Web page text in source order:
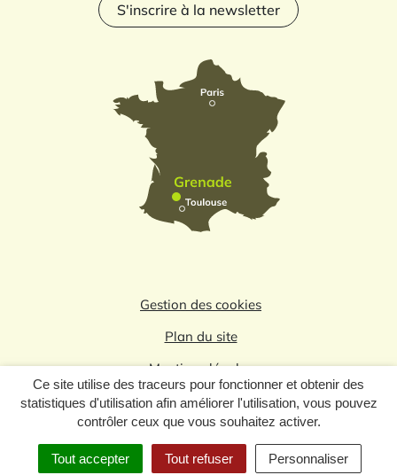
Ce site utilise des traceurs pour fonctionner et obtenir des
statistiques d'utilisation afin améliorer l'utilisation, vous pouvez
contrôler ceux que vous souhaitez activer.
Tout accepter Tout refuser Personnaliser
Logo du label
S'inscrire à la newsletter
Gestion des cookies
Plan du site
Mentions légales
Politique de confidentialité